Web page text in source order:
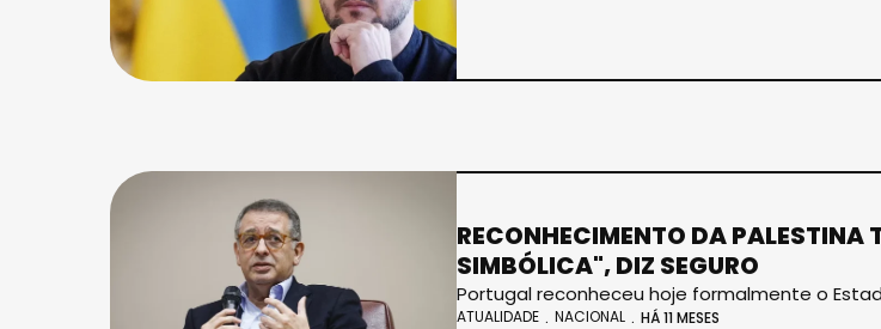
RECONHECIMENTO DA
SIMBÓLICA", DIZ SEGURO
Portugal reconheceu hoje formalmente o
ATUALIDADE NACIONAL HÁ 11 MESES